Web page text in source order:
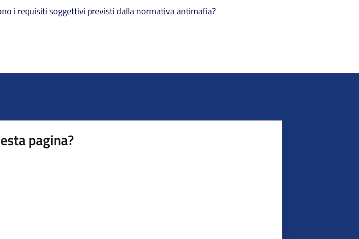
i requisiti soggettivi previsti dalla normativa antimafia?
pagina?